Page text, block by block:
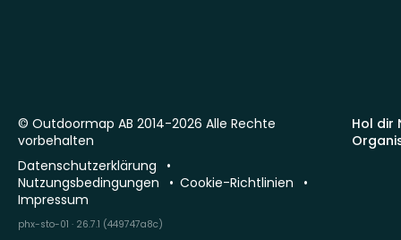
Hol dir
© Outdoormap AB 2014-2026 Alle Rechte
vorbehalten
Datenschutzerklärung
Nutzungsbedingungen
Cookie-Richtlinien
Impressum
phx-sto-01 · 26.7.1 (449747a8c)